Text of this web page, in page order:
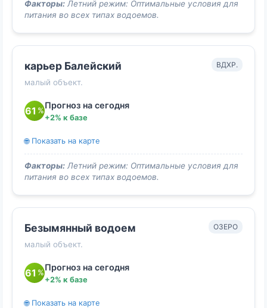
Факторы: Летний режим: Оптимальные условия для
питания во всех типах водоемов.
карьер Балейский
малый объект.
ВДХР.
61 %
Прогноз на сегодня
+2% к базе
🌐 Показать на карте
Факторы: Летний режим: Оптимальные условия для
питания во всех типах водоемов.
Безымянный водоем
малый объект.
ОЗЕРО
61 %
Прогноз на сегодня
+2% к базе
🌐 Показать на карте